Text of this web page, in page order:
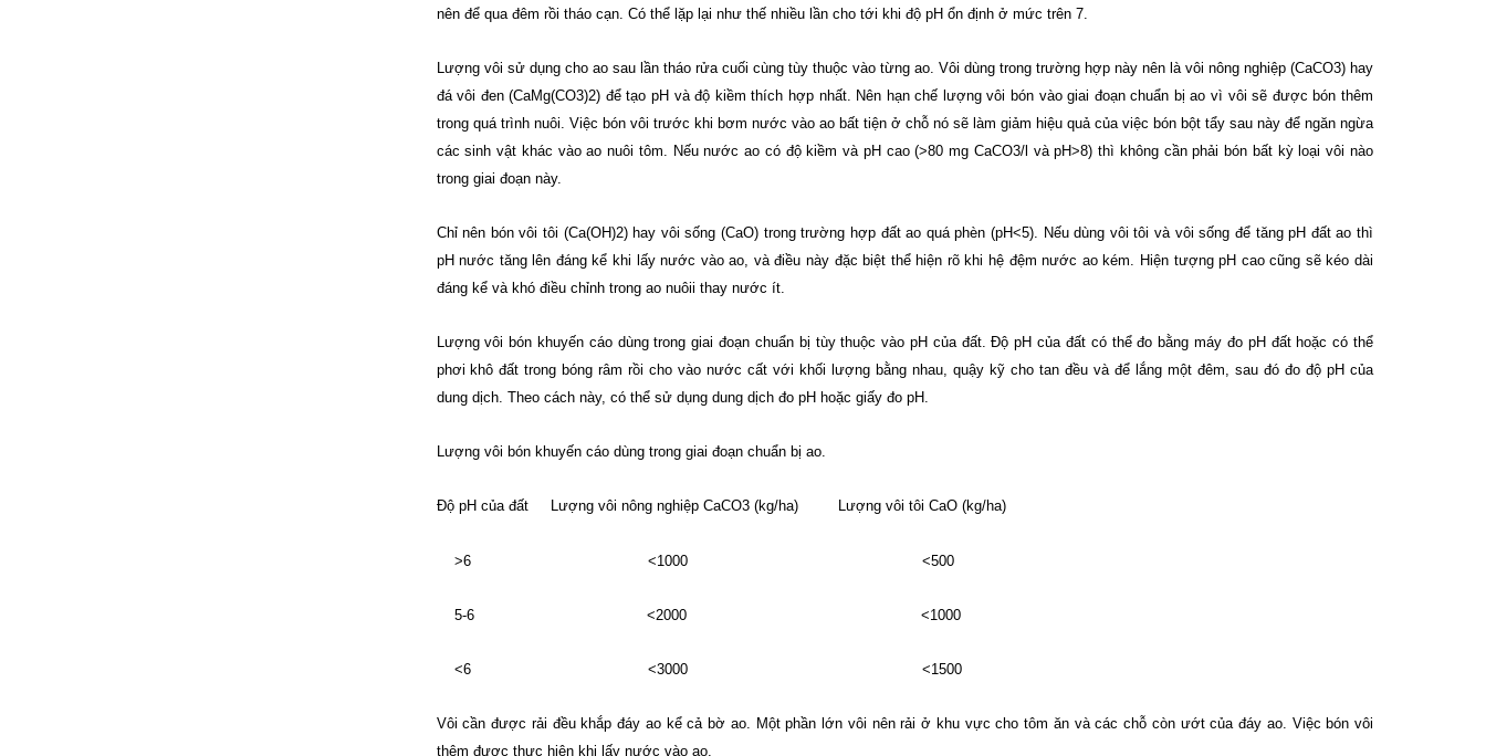
nên để qua đêm rồi tháo cạn. Có thể lặp lại như thế nhiều lần cho tới khi độ pH ổn định ở mức trên 7.
Lượng vôi sử dụng cho ao sau lần tháo rửa cuối cùng tùy thuộc vào từng ao. Vôi dùng trong trường hợp này nên là vôi nông nghiệp (CaCO3) hay
đá vôi đen (CaMg(CO3)2) để tạo pH và độ kiềm thích hợp nhất. Nên hạn chế lượng vôi bón vào giai đoạn chuẩn bị ao vì vôi sẽ được bón thêm
trong quá trình nuôi. Việc bón vôi trước khi bơm nước vào ao bất tiện ở chỗ nó sẽ làm giảm hiệu quả của việc bón bột tẩy sau này để ngăn ngừa
các sinh vật khác vào ao nuôi tôm. Nếu nước ao có độ kiềm và pH cao (>80 mg CaCO3/l và pH>8) thì không cần phải bón bất kỳ loại vôi nào
trong giai đoạn này.
Chỉ nên bón vôi tôi (Ca(OH)2) hay vôi sống (CaO) trong trường hợp đất ao quá phèn (pH<5). Nếu dùng vôi tôi và vôi sống để tăng pH đất ao thì
pH nước tăng lên đáng kể khi lấy nước vào ao, và điều này đặc biệt thể hiện rõ khi hệ đệm nước ao kém. Hiện tượng pH cao cũng sẽ kéo dài
đáng kể và khó điều chỉnh trong ao nuôii thay nước ít.
Lượng vôi bón khuyến cáo dùng trong giai đoạn chuẩn bị tùy thuộc vào pH của đất. Độ pH của đất có thể đo bằng máy đo pH đất hoặc có thể
phơi khô đất trong bóng râm rồi cho vào nước cất với khối lượng bằng nhau, quậy kỹ cho tan đều và để lắng một đêm, sau đó đo độ pH của
dung dịch. Theo cách này, có thể sử dụng dung dịch đo pH hoặc giấy đo pH.
Lượng vôi bón khuyến cáo dùng trong giai đoạn chuẩn bị ao.
Độ pH của đất Lượng vôi nông nghiệp CaCO3 (kg/ha) Lượng vôi tôi CaO (kg/ha)
>6 <1000 <500
5-6 <2000 <1000
<6 <3000 <1500
Vôi cần được rải đều khắp đáy ao kể cả bờ ao. Một phần lớn vôi nên rải ở khu vực cho tôm ăn và các chỗ còn ướt của đáy ao. Việc bón vôi
thêm được thực hiện khi lấy nước vào ao.